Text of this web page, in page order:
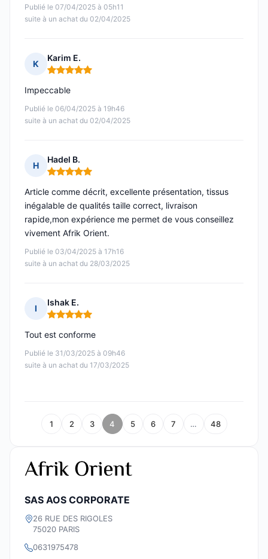
Publié le 07/04/2025 à 05h11
suite à un achat du 02/04/2025
K
Karim E.
Note : 5 sur 5
Publié le 06/04/2025 à 19h46
suite à un achat du 02/04/2025
Impeccable
H
Hadel B.
Note : 5 sur 5
Publié le 03/04/2025 à 17h16
suite à un achat du 28/03/2025
Article comme décrit, excellente présentation, tissus
inégalable de qualités taille correct, livraison
rapide,mon expérience me permet de vous conseillez
vivement Afrik Orient.
I
Ishak E.
Note : 5 sur 5
Publié le 31/03/2025 à 09h46
suite à un achat du 17/03/2025
Tout est conforme
1 2 3 4 5 6 7 … 48
SAS AOS CORPORATE
26 RUE DES RIGOLES
75020 PARIS
0631975478